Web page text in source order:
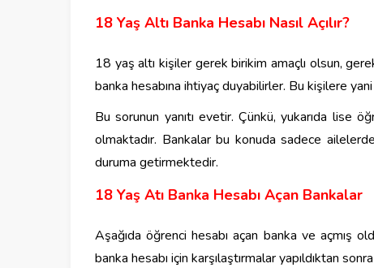
18 Yaş Altı Banka Hesabı Nasıl Açılır?
18 yaş altı kişiler gerek birikim amaçlı olsun,
banka hesabına ihtiyaç duyabilirler. Bu kişilere
Bu sorunun yanıtı evetir. Çünkü, yukarıda lise
olmaktadır. Bankalar bu konuda sadece
duruma getirmektedir.
18 Yaş Atı Banka Hesabı Açan Bankalar
Aşağıda öğrenci hesabı açan banka ve açmış
banka hesabı için karşılaştırmalar yapıldıktan